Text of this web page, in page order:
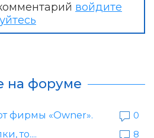
войдите
на форуме
фирмы «Owner».
0
то....
8